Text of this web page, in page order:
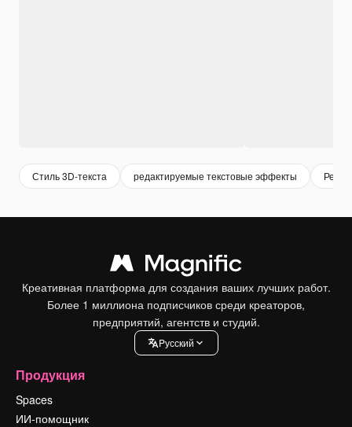
Стиль 3D-текста редактируемые текстовые эффекты
Креативная платформа для создания ваших лучших работ.
Более 1 миллиона подписчиков среди креаторов,
предприятий, агентств и студий.
Pусский
Продукция
Spaces
ИИ-помощник